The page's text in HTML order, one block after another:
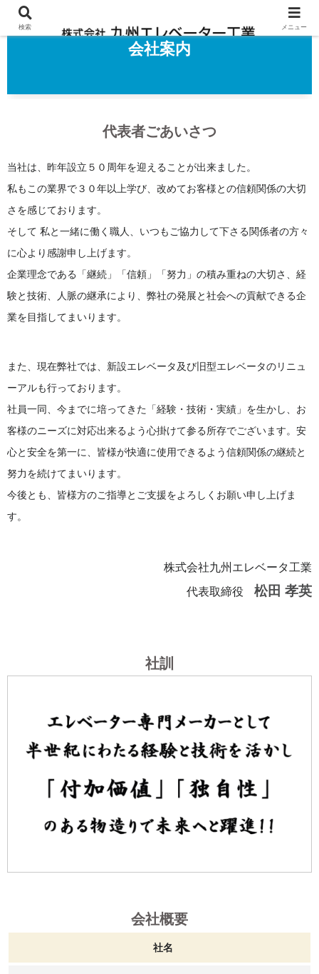
会社案内
代表者ごあいさつ
当社は、昨年設立５０周年を迎えることが出来ました。
私もこの業界で３０年以上学び、改めてお客様との信頼関係の大切
さを感じております。
そして 私と一緒に働く職人、いつもご協力して下さる関係者の方々
に心より感謝申し上げます。
企業理念である「継続」「信頼」「努力」の積み重ねの大切さ、経
験と技術、人脈の継承により、弊社の発展と社会への貢献できる企
業を目指してまいります。
また、現在弊社では、新設エレベータ及び旧型エレベータのリニュ
ーアルも行っております。
社員一同、今までに培ってきた「経験・技術・実績」を生かし、お
客様のニーズに対応出来るよう心掛けて参る所存でございます。安
心と安全を第一に、皆様が快適に使用できるよう信頼関係の継続と
努力を続けてまいります。
今後とも、皆様方のご指導とご支援をよろしくお願い申し上げま
す。
株式会社九州エレベータ工業
代表取締役
松田 孝英
社訓
会社概要
社名
メニュー
検索